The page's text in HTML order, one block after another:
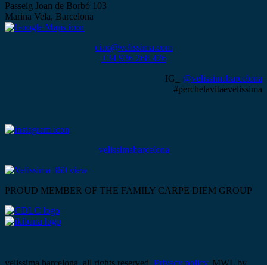
Passeig Joan de Borbó 103
Marina Vela, Barcelona
ciao@velissima.com
+34 936 268 426
IG_ @velissimabarcelona
#perchelavitaevelissima
velissimabarcelona
PROUD MEMBER OF THE FAMILY CARPE DIEM GROUP